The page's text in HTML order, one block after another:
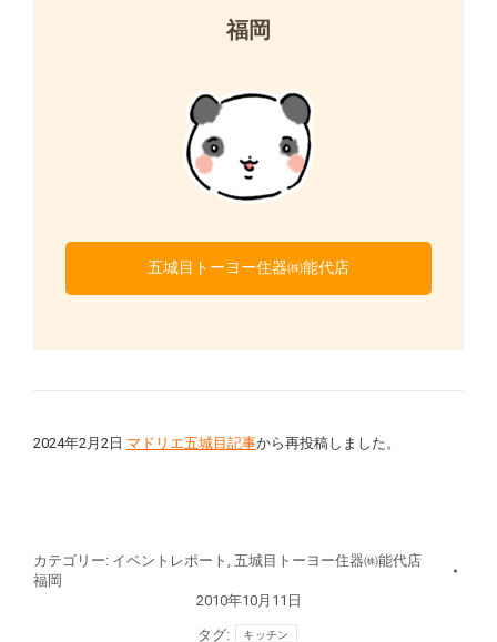
福岡
五城目トーヨー住器㈱能代店
2024年2月2日 マドリエ五城目記事から再投稿しました。
カテゴリー: イベントレポート , 五城目トーヨー住器㈱能代店
福岡
2010年10月11日
タグ: キッチン